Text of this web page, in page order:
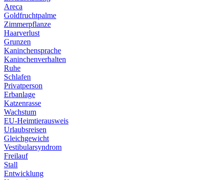
Areca
Goldfruchtpalme
Zimmerpflanze
Haarverlust
Grunzen
Kaninchensprache
Kaninchenverhalten
Ruhe
Schlafen
Privatperson
Erbanlage
Katzenrasse
Wachstum
EU-Heimtierausweis
Urlaubsreisen
Gleichgewicht
Vestibularsyndrom
Freilauf
Stall
Entwicklung